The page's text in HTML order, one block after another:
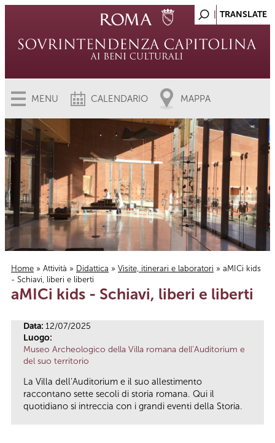
MENU CALENDARIO MAPPA
Tu sei qui
Home » Attività » Didattica » Visite, itinerari e laboratori » aMICi kids
- Schiavi, liberi e liberti
aMICi kids - Schiavi, liberi e liberti
Data: 12/07/2025
Luogo:
Museo Archeologico della Villa romana dell’Auditorium e
del suo territorio
La Villa dell’Auditorium e il suo allestimento
raccontano sette secoli di storia romana. Qui il
quotidiano si intreccia con i grandi eventi della Storia.